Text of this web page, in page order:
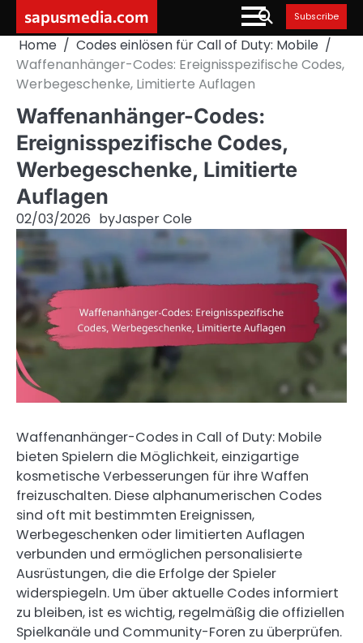
content
sapusmedia.com Subscribe
Home
Codes einlösen für Call of Duty: Mobile
Waffenanhänger-Codes: Ereignisspezifische Codes,
Werbegeschenke, Limitierte Auflagen
Waffenanhänger-Codes:
Ereignisspezifische Codes,
Werbegeschenke, Limitierte
Auflagen
02/03/2026 byJasper Cole
Waffenanhänger-Codes in Call of Duty: Mobile
bieten Spielern die Möglichkeit, einzigartige
kosmetische Verbesserungen für ihre Waffen
freizuschalten. Diese alphanumerischen Codes
sind oft mit bestimmten Ereignissen,
Werbegeschenken oder limitierten Auflagen
verbunden und ermöglichen personalisierte
Ausrüstungen, die die Erfolge der Spieler
widerspiegeln. Um über aktuelle Codes informiert
zu bleiben, ist es wichtig, regelmäßig die offiziellen
Spielkanäle und Community-Foren zu überprüfen.